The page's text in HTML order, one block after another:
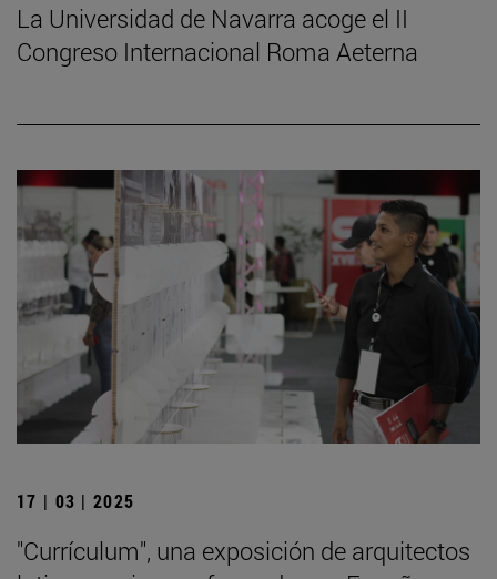
La Universidad de Navarra acoge el II
Congreso Internacional Roma Aeterna
17 | 03 | 2025
"Currículum", una exposición de arquitectos